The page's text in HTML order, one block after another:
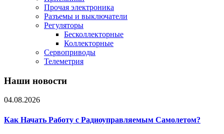
Прочая электроника
Разъемы и выключатели
Регуляторы
Бесколлекторные
Коллекторные
Сервоприводы
Телеметрия
Наши новости
04.08.2026
Как Начать Работу с Радиоуправляемым Самолетом?